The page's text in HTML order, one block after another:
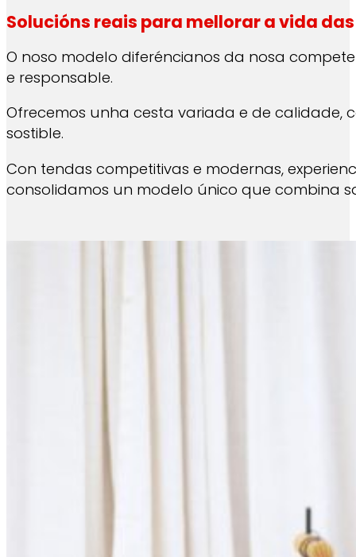
Solucións reais para mellorar a vida
O noso modelo diferéncianos da nosa
e responsable.
Ofrecemos unha cesta variada e de calidade,
sostible.
Con tendas competitivas e modernas,
consolidamos un modelo único que combina